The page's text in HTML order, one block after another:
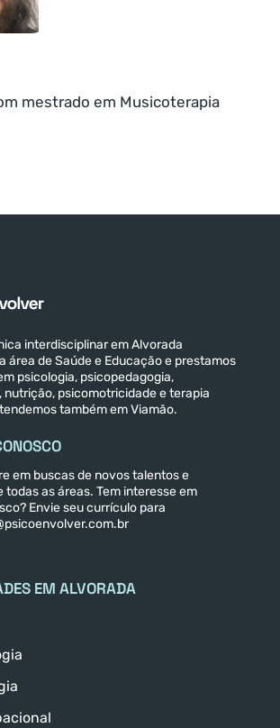
mestrado em Musicoterapia
interdisciplinar em Alvorada
área de Saúde e Educação e prestamos
psicologia, psicopedagogia,
nutrição, psicomotricidade e terapia
também em Viamão.
em buscas de novos talentos e
todas as áreas. Tem interesse em
Envie seu currículo para
EM ALVORADA